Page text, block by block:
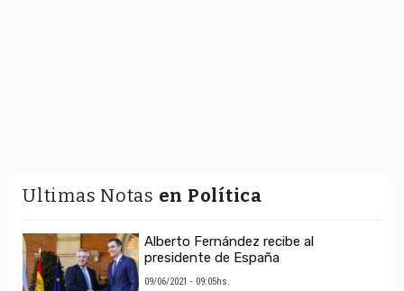
Ultimas Notas en Política
Alberto Fernández recibe al
presidente de España
09/06/2021 - 09:05hs.